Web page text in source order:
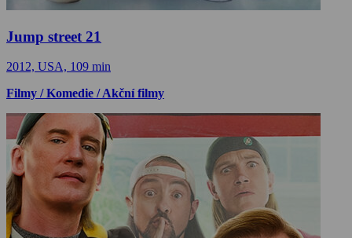
Jump street 21
2012, USA, 109 min
Filmy / Komedie / Akční filmy